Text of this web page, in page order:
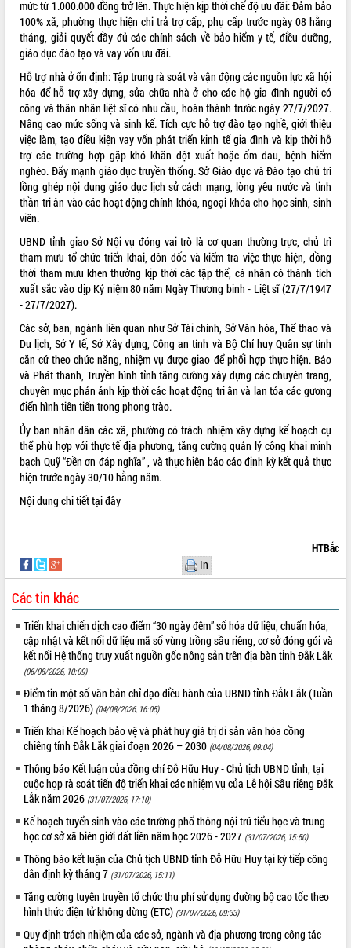
Bí thư Tỉnh ủy Lương Nguyễn Minh
Triết thăm, tặng quà người có công với
cách mạng
Rà soát, hoàn thiện hệ thống thiết chế
văn hóa, thể thao đáp ứng yêu cầu
phát triển mới
Thường trực HĐND tỉnh Đắk Lắk gặp
mặt Đoàn chuyên gia y tế TP. Hồ Chí
Minh
Lễ truy điệu và an táng hài cốt liệt sĩ
tại Nghĩa trang Liệt sĩ xã Sơn Hòa
Bàn giải pháp tháo gỡ khó khăn trong
xuất khẩu sầu riêng và triển khai quy
định EUDR
Thứ trưởng Bộ Nông nghiệp và Môi
trường Nguyễn Hoàng Hiệp khảo sát
vùng trồng và doanh nghiệp đóng gói
sầu riêng tại Đắk Lắk
Trình diễn nghệ thuật chế biến các
món ăn từ sầu riêng
Đắk Lắk công bố Quy hoạch và xúc
tiến đầu tư tỉnh
Ngành cá ngừ Đắk Lắk chủ động thích
ứng để giữ vững thị trường xuất khẩu
Diễn đàn Kinh tế tư nhân Việt Nam đột
phá cơ chế - Hợp tác công tư
để phát triển du lịch Đắk Lắk
Khởi động Dự án Đầu tư xây dựng hạ
tầng kỹ thuật Cụm công nghiệp Tân
Tiến
Gặp mặt các cơ quan báo chí nhân Kỷ
niệm 101 năm Ngày Báo chí Cách
mạng Việt Nam
Đắk Lắk sơ kết 4 năm triển khai thực
hiện Đề án 06 của Chính phủ
Họp báo thông tin về Hội nghị Công bố
Quy hoạch và Xúc tiến đầu tư tỉnh Đắk
Khơi thông điểm nghẽn, đẩy nhanh
giải ngân vốn khắc phục thiên tai
HĐND tỉnh thông qua điều chỉnh Quy
hoạch tỉnh thời kỳ 2021-2030
Hội thảo góp ý hồ sơ điều chỉnh quy
hoạch tỉnh Đắk Lắk thời kỳ 2021-2030,
tầm nhìn đến năm 2050
Nâng cao hiệu quả hoạt động của các
doanh nghiệp nhà nước
Hội nghị triển khai kết nối mạng
ALBUM ẢNH
LIÊN KẾT WEB
THỐNG KÊ TRUY CẬP
Hôm nay: 14895
Tất cả: 65991037
mức từ 1.000.000 đồng trở lên.Thực hiện kịp thời chế độ ưu đãi: Đảm bảo
100% xã, phường thực hiện chi trả trợ cấp, phụ cấp trước ngày 08 hằng
tháng, giải quyết đầy đủ các chính sách về bảo hiểm y tế, điều dưỡng,
giáo dục đào tạo và vay vốn ưu đãi.
Hỗ trợ nhà ở ổn định: Tập trung rà soát và vận động các nguồn lực xã hội
hóa để hỗ trợ xây dựng, sửa chữa nhà ở cho các hộ gia đình người có
công và thân nhân liệt sĩ có nhu cầu, hoàn thành trước ngày 27/7/2027.
Nâng cao mức sống và sinh kế. Tích cực hỗ trợ đào tạo nghề, giới thiệu
việc làm, tạo điều kiện vay vốn phát triển kinh tế gia đình và kịp thời hỗ
trợ các trường hợp gặp khó khăn đột xuất hoặc ốm đau, bệnh hiểm
nghèo. Đẩy mạnh giáo dục truyền thống. Sở Giáo dục và Đào tạo chủ trì
lồng ghép nội dung giáo dục lịch sử cách mạng, lòng yêu nước và tinh
thần tri ân vào các hoạt động chính khóa, ngoại khóa cho học sinh, sinh
viên.
UBND tỉnh giao Sở Nội vụ đóng vai trò là cơ quan thường trực, chủ trì
tham mưu tổ chức triển khai, đôn đốc và kiểm tra việc thực hiện , đồng
thời tham mưu khen thưởng kịp thời các tập thể, cá nhân có thành tích
xuất sắc vào dịp Kỷ niệm 80 năm Ngày Thương binh - Liệt sĩ (27/7/1947
- 27/7/2027).
Các sở, ban, ngành liên quan như Sở Tài chính, Sở Văn hóa, Thể thao và
Du lịch, Sở Y tế, Sở Xây dựng, Công an tỉnh và Bộ Chỉ huy Quân sự tỉnh
căn cứ theo chức năng, nhiệm vụ được giao để phối hợp thực hiện. Báo
và Phát thanh, Truyền hình tỉnh tăng cường xây dựng các chuyên trang,
chuyên mục phản ánh kịp thời các hoạt động tri ân và lan tỏa các gương
điển hình tiên tiến trong phong trào.
Ủy ban nhân dân các xã, phường có trách nhiệm xây dựng kế hoạch cụ
thể phù hợp với thực tế địa phương, tăng cường quản lý công khai minh
bạch Quỹ “Đền ơn đáp nghĩa” , và thực hiện báo cáo định kỳ kết quả thực
hiện trước ngày 30/10 hằng năm.
Nội dung chi tiếttại đây
HTBắc
In
Các tin khác
Triển khai chiến dịch cao điểm “30 ngày đêm” số hóa dữ liệu, chuẩn hóa,
cập nhật và kết nối dữ liệu mã số vùng trồng sầu riêng, cơ sở đóng gói và
kết nối Hệ thống truy xuất nguồn gốc nông sản trên địa bàn tỉnh Đắk Lắk
(06/08/2026, 10:09)
Điểm tin một số văn bản chỉ đạo điều hành của UBND tỉnh Đắk Lắk (Tuần
1 tháng 8/2026) (04/08/2026, 16:05)
Triển khai Kế hoạch bảo vệ và phát huy giá trị di sản văn hóa cồng
chiêng tỉnh Đắk Lắk giai đoạn 2026 – 2030 (04/08/2026, 09:04)
Thông báo Kết luận của đồng chí Đỗ Hữu Huy - Chủ tịch UBND tỉnh, tại
cuộc họp rà soát tiến độ triển khai các nhiệm vụ của Lễ hội Sầu riêng Đắk
Lắk năm 2026 (31/07/2026, 17:10)
Kế hoạch tuyển sinh vào các trường phổ thông nội trú tiểu học và trung
học cơ sở xã biên giới đất liền năm học 2026 - 2027 (31/07/2026, 15:50)
Thông báo kết luận của Chủ tịch UBND tỉnh Đỗ Hữu Huy tại kỳ tiếp công
dân định kỳ tháng 7 (31/07/2026, 15:11)
Tăng cường tuyên truyền tổ chức thu phí sử dụng đường bộ cao tốc theo
hình thức điện tử không dừng (ETC) (31/07/2026, 09:33)
Quy định trách nhiệm của các sở, ngành và địa phương trong công tác